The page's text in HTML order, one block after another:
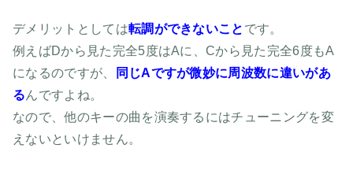
デメリットとしては転調ができないこと です。
例えばDから見た完全5度はAに、Cから見た完全6度もA
になるのですが、
同じAですが微妙に周波数に違いがあ
るんですよね。
なので、他のキーの曲を演奏するにはチューニングを変
えないといけません。